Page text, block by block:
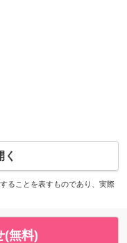
ることを表すものであり、実際
(無料)